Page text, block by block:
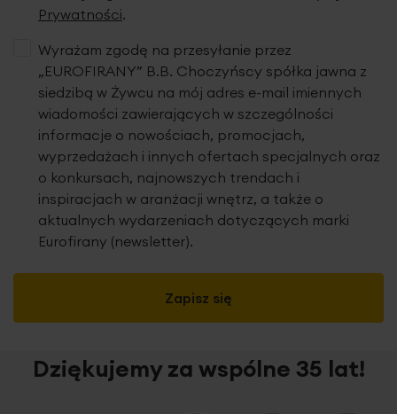
Prywatności.
Zapisz się
Wyrażam zgodę na przesyłanie przez
„EUROFIRANY” B.B. Choczyńscy spółka jawna z
siedzibą w Żywcu na mój adres e-mail imiennych
wiadomości zawierających w szczególności
informacje o nowościach, promocjach,
wyprzedażach i innych ofertach specjalnych oraz
o konkursach, najnowszych trendach i
inspiracjach w aranżacji wnętrz, a także o
aktualnych wydarzeniach dotyczących marki
Eurofirany (newsletter).
Dziękujemy za wspólne 35 lat!